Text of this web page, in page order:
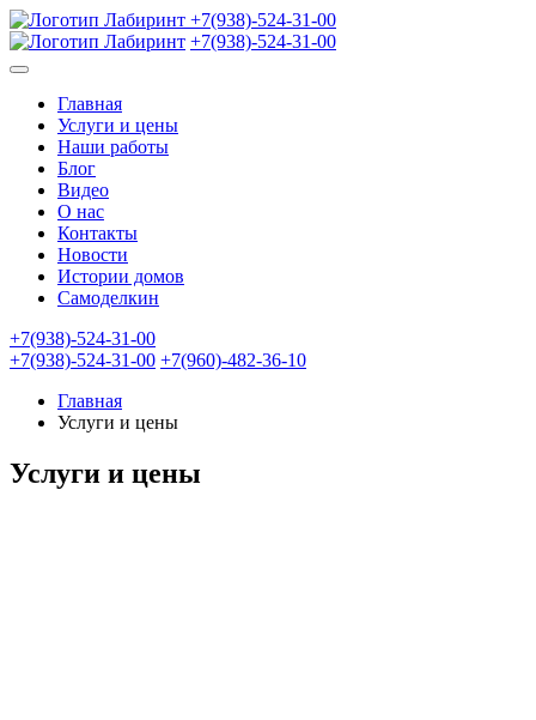
+7(938)-524-31-00
+7(938)-524-31-00
Главная
Услуги и цены
Наши работы
Блог
Видео
О нас
Контакты
Новости
Истории домов
Самоделкин
+7(938)-524-31-00
+7(938)-524-31-00 +7(960)-482-36-10
Главная
Услуги и цены
Услуги и цены